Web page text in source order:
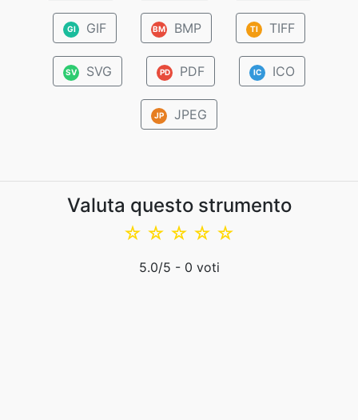
GI GIF BM BMP TI TIFF
SV SVG PD PDF IC ICO
JP JPEG
Valuta questo strumento
☆
☆
☆
☆
☆
5.0/5 - 0 voti